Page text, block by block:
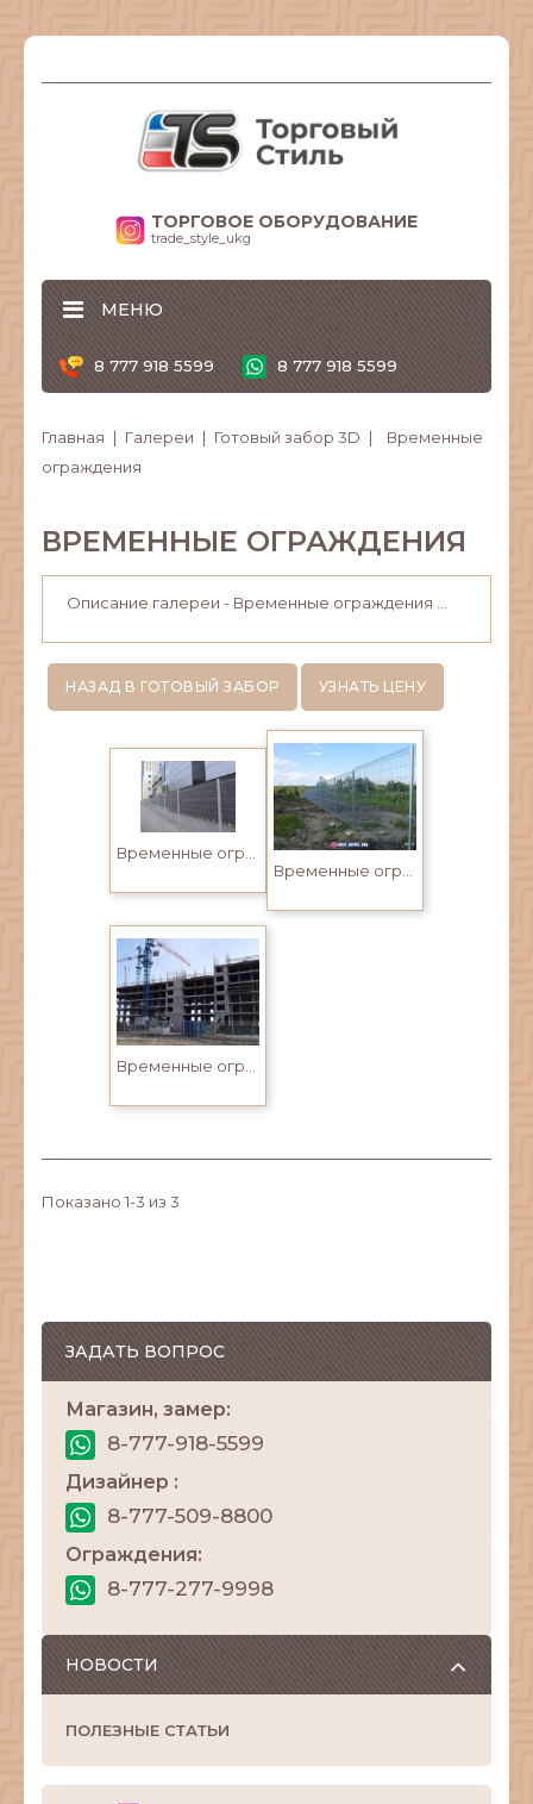
ТОРГОВОЕ ОБОРУДОВАНИЕ
trade_style_ukg
МЕНЮ
8 777 918 5599 8 777 918 5599
Главная Галереи Готовый забор 3D
Временные
ограждения
ВРЕМЕННЫЕ ОГРАЖДЕНИЯ
Описание галереи - Временные ограждения ...
НАЗАД В ГОТОВЫЙ ЗАБОР УЗНАТЬ ЦЕНУ
Показано 1-3 из 3
ЗАДАТЬ ВОПРОС
Магазин, замер:
8-777-918-5599
Дизайнер :
8-777-509-8800
Ограждения:
8-777-277-9998
НОВОСТИ
ПОЛЕЗНЫЕ СТАТЬИ